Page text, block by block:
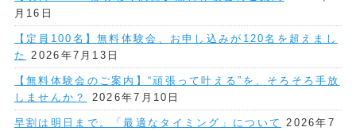
月16日
【定員100名】無料体験会、お申し込みが120名を超えまし
た
2026年7月13日
【無料体験会のご案内】“頑張って叶える”を、そろそろ手放
しませんか？
2026年7月10日
早割は明日まで。「最適なタイミング」について
2026年7